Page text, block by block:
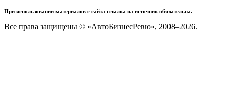
При использовании материалов с сайта ссылка на источник обязательна.
Все права защищены © «АвтоБизнесРевю», 2008–2026.